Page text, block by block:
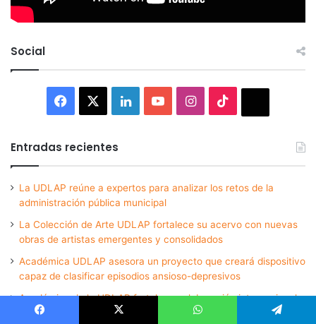
Social
Facebook LinkedInYouTubeInstagram
Entradas recientes
La UDLAP reúne a expertos para analizar los retos de la
administración pública municipal
La Colección de Arte UDLAP fortalece su acervo con nuevas
obras de artistas emergentes y consolidados
Académica UDLAP asesora un proyecto que creará dispositivo
capaz de clasificar episodios ansioso-depresivos
Académico de la UDLAP fortalece colaboración internacional
con estancia de investigación en Argentina